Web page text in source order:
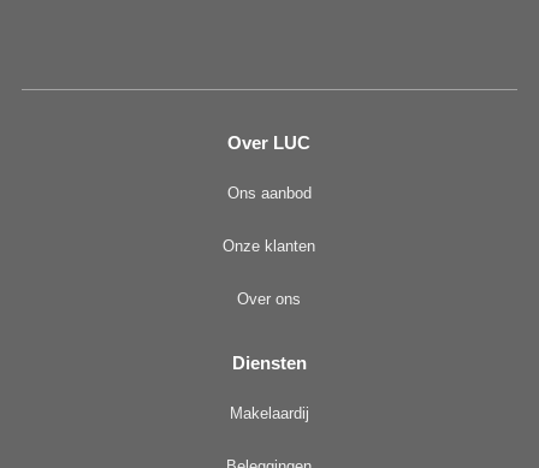
Over LUC
Ons aanbod
Onze klanten
Over ons
Diensten
Makelaardij